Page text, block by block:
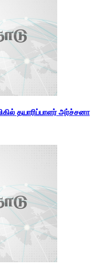
தயாரிப்பாளர் அர்ச்சனா